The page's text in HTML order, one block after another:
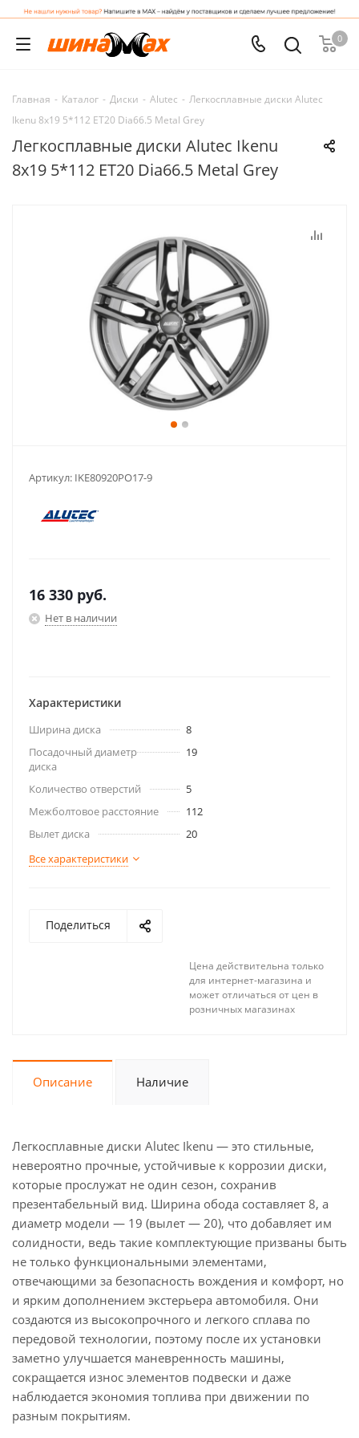
0
Главная - Каталог - Диски - Alutec - Легкосплавные диски Alutec
Ikenu 8x19 5*112 ET20 Dia66.5 Metal Grey
Легкосплавные диски Alutec Ikenu
8x19 5*112 ET20 Dia66.5 Metal Grey
Артикул: IKE80920PO17-9
16 330 руб.
Нет в наличии
Характеристики
Ширина диска
8
Посадочный диаметр
диска
19
Количество отверстий
5
Межболтовое расстояние
112
Вылет диска
20
Все характеристики
Поделиться
Цена действительна только
для интернет-магазина и
может отличаться от цен в
розничных магазинах
Описание Наличие
Легкосплавные диски Alutec Ikenu — это стильные,
невероятно прочные, устойчивые к коррозии диски,
которые прослужат не один сезон, сохранив
презентабельный вид. Ширина обода составляет 8, а
диаметр модели — 19 (вылет — 20), что добавляет им
солидности, ведь такие комплектующие призваны быть
не только функциональными элементами,
отвечающими за безопасность вождения и комфорт, но
и ярким дополнением экстерьера автомобиля. Они
создаются из высокопрочного и легкого сплава по
передовой технологии, поэтому после их установки
заметно улучшается маневренность машины,
сокращается износ элементов подвески и даже
наблюдается экономия топлива при движении по
разным покрытиям.